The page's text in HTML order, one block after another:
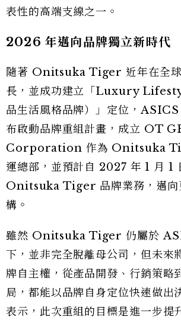
表性的高端支線之一。
2026 年邁向品牌獨立新時代
隨著 Onitsuka Tiger 近年在全球
長，並成功建立「Luxury
品生活風格品牌）」定位，
布啟動品牌重組計畫，成立 OT
Corporation 作為 Onitsuka
運總部，並預計自 2027 年 1 月 1
Onitsuka Tiger 品牌業務，邁向
構。
雖然 Onitsuka Tiger 仍屬於
下，並非完全脫離母公司，但未來
牌自主權，從產品開發、行銷策略
局，都能以品牌自身定位快速做
表示，此次重組的目標是進一步